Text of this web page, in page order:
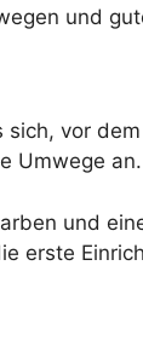
und
vor
Umwege an.
und
erste